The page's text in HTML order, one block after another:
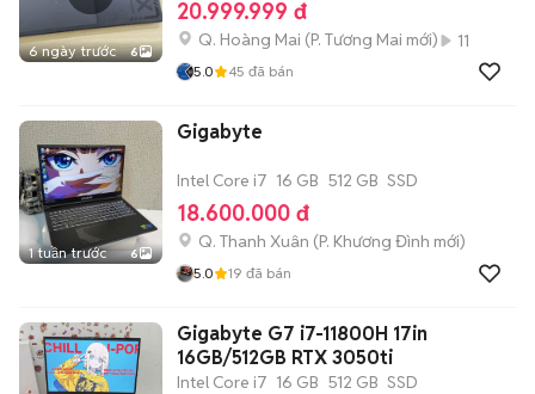
6 ngày trước 6
20.999.999 đ
Q. Hoàng Mai (P. Tương Mai mới) 11
5.0 45 đã bán
1 tuần trước 6
Gigabyte
Intel Core i7 16 GB 512 GB SSD
18.600.000 đ
Q. Thanh Xuân (P. Khương Đình mới)
5.0 19 đã bán
Gigabyte G7 i7-11800H 17in
16GB/512GB RTX 3050ti
Intel Core i7 16 GB 512 GB SSD